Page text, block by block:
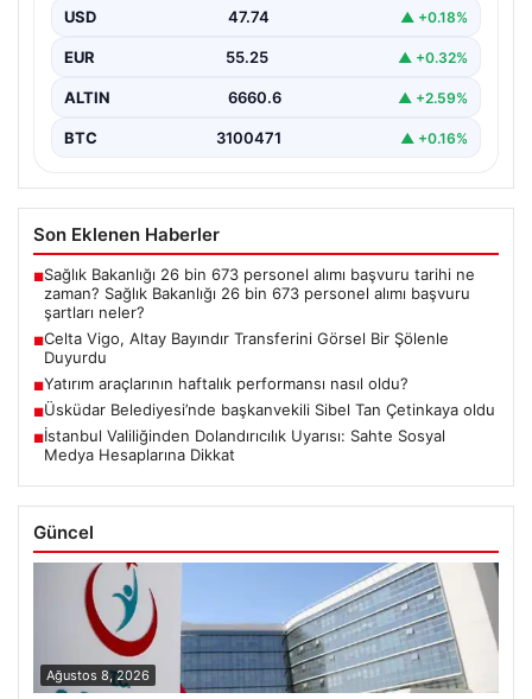
merakla beklenen transferini resmi olarak duyurdu.
Takım, altyapısından…
USD 47.74 ▲ +0.18%
EUR 55.25 ▲ +0.32%
ALTIN 6660.6 ▲ +2.59%
BTC 3100471 ▲ +0.16%
Son Eklenen Haberler
■Sağlık Bakanlığı 26 bin 673 personel alımı başvuru tarihi ne
zaman? Sağlık Bakanlığı 26 bin 673 personel alımı başvuru
şartları neler?
■Celta Vigo, Altay Bayındır Transferini Görsel Bir Şölenle
Duyurdu
■Yatırım araçlarının haftalık performansı nasıl oldu?
■Üsküdar Belediyesi’nde başkanvekili Sibel Tan Çetinkaya oldu
■İstanbul Valiliğinden Dolandırıcılık Uyarısı: Sahte Sosyal
Medya Hesaplarına Dikkat
Güncel
Ağustos 8, 2026